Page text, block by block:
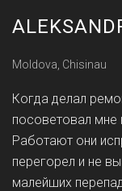
Moldova, Chisinau
Когда делал
посоветовал мне
Работают они
перегорел и не
малейших